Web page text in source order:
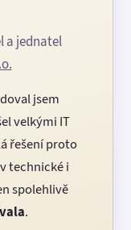
a jednatel
jsem
velkými IT
řešení proto
technické i
spolehlivě
.